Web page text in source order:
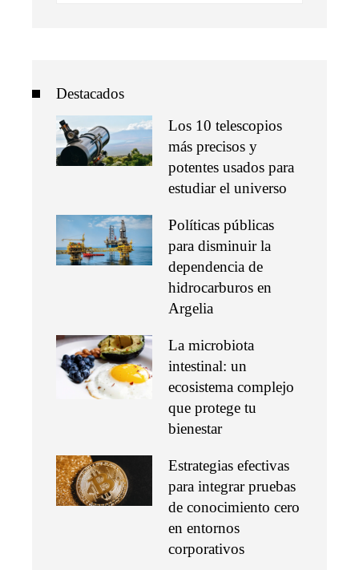
Destacados
Los 10 telescopios
más precisos y
potentes usados para
estudiar el universo
Políticas públicas
para disminuir la
dependencia de
hidrocarburos en
Argelia
La microbiota
intestinal: un
ecosistema complejo
que protege tu
bienestar
Estrategias efectivas
para integrar pruebas
de conocimiento cero
en entornos
corporativos